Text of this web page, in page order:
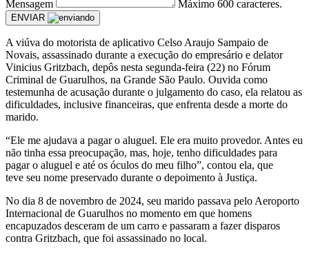
Mensagem Máximo 600 caracteres.
ENVIAR
A viúva do motorista de aplicativo Celso Araujo Sampaio de
Novais, assassinado durante a execução do empresário e delator
Vinicius Gritzbach, depôs nesta segunda-feira (22) no Fórum
Criminal de Guarulhos, na Grande São Paulo. Ouvida como
testemunha de acusação durante o julgamento do caso, ela relatou as
dificuldades, inclusive financeiras, que enfrenta desde a morte do
marido.
“Ele me ajudava a pagar o aluguel. Ele era muito provedor. Antes eu
não tinha essa preocupação, mas, hoje, tenho dificuldades para
pagar o aluguel e até os óculos do meu filho”, contou ela, que
teve seu nome preservado durante o depoimento à Justiça.
No dia 8 de novembro de 2024, seu marido passava pelo Aeroporto
Internacional de Guarulhos no momento em que homens
encapuzados desceram de um carro e passaram a fazer disparos
contra Gritzbach, que foi assassinado no local.